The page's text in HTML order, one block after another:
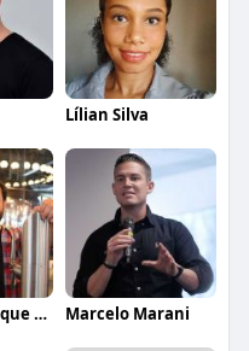
Lílian Silva
Carlos Henrique de Faria Vasconcelos Marcelo Marani